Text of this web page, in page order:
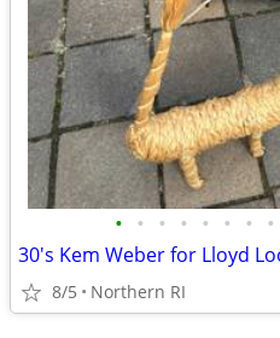
• • • • • • • •
8/5 Northern RI